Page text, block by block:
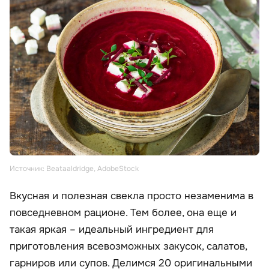
Источник: Beataaldridge, AdobeStock
Вкусная и полезная свекла просто незаменима в
повседневном рационе. Тем более, она еще и
такая яркая – идеальный ингредиент для
приготовления всевозможных закусок, салатов,
гарниров или супов. Делимся 20 оригинальными